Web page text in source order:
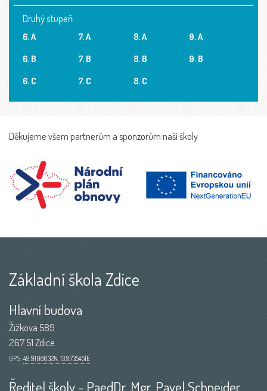
Druhý stupeň
6. A
6. B
6. C
7. A
7. B
7. C
8. A
8. B
8. C
9. A
9. B
Děkujeme všem partnerům a sponzorům naší školy
Základní škola Zdice
Hlavní budova
Žižkova 589
267 51 Zdice
GPS: 49.9108032N, 13.9735451E
Ředitel školy - PaedDr. Mgr. Pavel Schneider